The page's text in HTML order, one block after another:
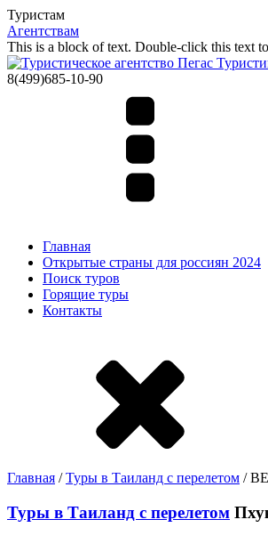
Туристам
Агентствам
This is a block of text. Double-click this text
8(499)685-10-90
Главная
Открытые страны для россиян 2024
Поиск туров
Горящие туры
Контакты
Главная /Туры в Таиланд с перелетом /
Туры в Таиланд с перелетом